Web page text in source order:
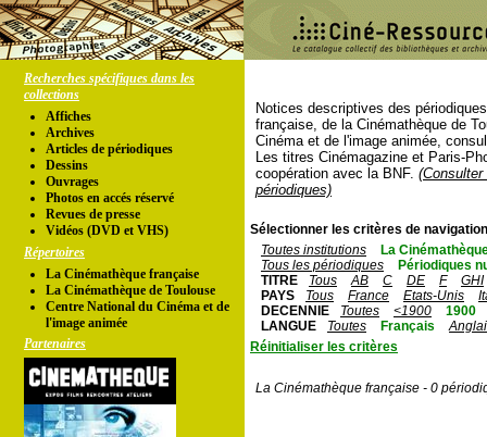
Recherches spécifiques dans les
collections
Affiches
Archives
Articles de périodiques
Dessins
Ouvrages
Photos en accés réservé
Revues de presse
Vidéos (DVD et VHS)
Répertoires
La Cinémathèque française
La Cinémathèque de Toulouse
Centre National du Cinéma et de
l'image animée
Partenaires
Notices descriptives des
française, de la Cinémathèque de
Cinéma et de l'image animée,
Les titres Cinémagazine et Paris-
coopération avec la BNF.
périodiques)
Sélectionner les critères de
Toutes institutions
La
Tous les périodiques
Périodiques
TITRE
Tous AB C DE F
GHI
PAYS
Tous France Etats-Unis
DECENNIE
Toutes <1900
1900
LANGUE
Toutes Français
Réinitialiser les critères
La Cinémathèque française - 0